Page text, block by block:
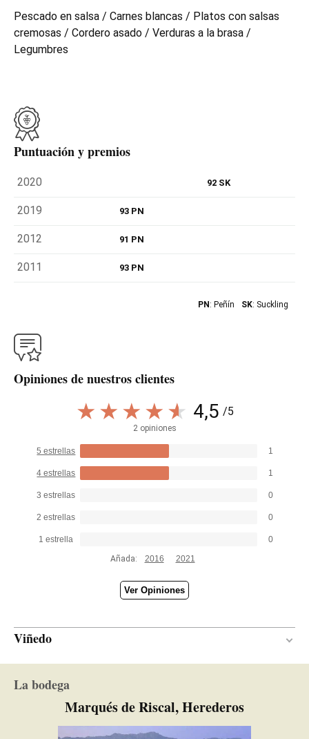
Pescado en salsa / Carnes blancas / Platos con salsas
cremosas / Cordero asado / Verduras a la brasa /
Legumbres
Puntuación y premios
2020 92 SK
2019 93 PN
2012 91 PN
2011 93 PN
PN: Peñín SK: Suckling
Opiniones de nuestros clientes
4,5 /5
2 opiniones
5 estrellas 1
4 estrellas 1
3 estrellas 0
2 estrellas 0
1 estrella
0
Añada:
2016 2021
Ver Opiniones
Viñedo
Continental con influencia atlántica
La bodega
Marqués de Riscal, Herederos